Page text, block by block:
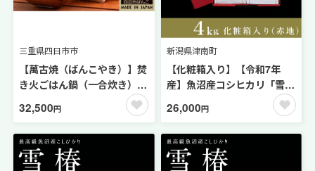
三重県四日市市
【萬古焼（ばんこやき）】焚
き火ごはん鍋（一合炊き）と
減農薬栽培のお米（コシヒカ
リ・ヒカリ新世紀・ミルキー
クイーン）の食べくらべ3種
セット。
32,500円
新潟県津南町
【化粧箱入り】【令和7年
産】魚沼産コシヒカリ「雪
椿」4kg (2kg×2袋) 特別栽培
米 | 米 お米 新潟 魚沼 魚沼産
こしひかり コメ おこめ 白米
精米 最高級 ギフト 新潟県 津
南町 越後雪椿産業株式会社
26,000円